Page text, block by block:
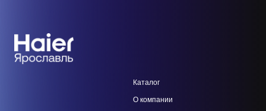
Каталог
О компании